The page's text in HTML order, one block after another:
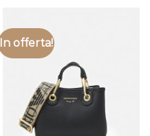
In offerta!